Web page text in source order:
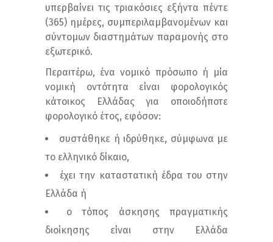
υπερβαίνει τις τριακόσιες εξήντα πέντε
(365) ημέρες, συμπεριλαμβανομένων και
σύντομων διαστημάτων παραμονής στο
εξωτερικό.
Περαιτέρω, ένα νομικό πρόσωπο ή μία
νομική οντότητα είναι φορολογικός
κάτοικος Ελλάδας για οποιοδήποτε
φορολογικό έτος, εφόσον:
συστάθηκε ή ιδρύθηκε, σύμφωνα με
το ελληνικό δίκαιο,
έχει την καταστατική έδρα του στην
Ελλάδα ή
ο τόπος άσκησης πραγματικής
διοίκησης είναι στην Ελλάδα